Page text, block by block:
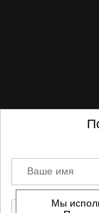
©
Мы
Ваше имя